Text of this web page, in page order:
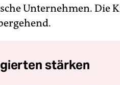
Unternehmen. Die
stärken